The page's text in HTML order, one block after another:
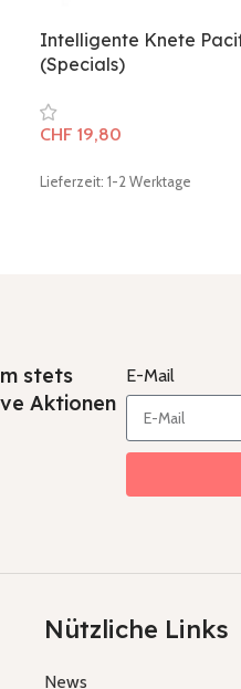
Intelligente Knete
(Specials)
CHF 19,80
Lieferzeit: 1-2 Werktage
stets
Aktionen
E-Mail
Nützliche Links
News